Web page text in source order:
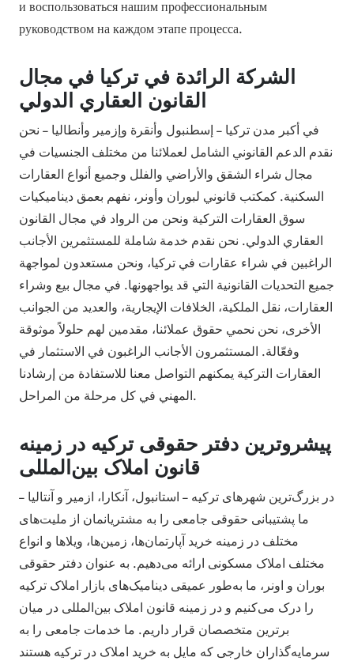
и воспользоваться нашим профессиональным
руководством на каждом этапе процесса.
الشركة الرائدة في تركيا في مجال
القانون العقاري الدولي
في أكبر مدن تركيا – إسطنبول وأنقرة وإزمير وأنطاليا – نحن
نقدم الدعم القانوني الشامل لعملائنا من مختلف الجنسيات في
مجال شراء الشقق والأراضي والفلل وجميع أنواع العقارات
السكنية. كمكتب قانوني لبوران وأونر، نفهم بعمق ديناميكيات
سوق العقارات التركية ونحن من الرواد في مجال القانون
العقاري الدولي. نحن نقدم خدمة شاملة للمستثمرين الأجانب
الراغبين في شراء عقارات في تركيا، ونحن مستعدون لمواجهة
جميع التحديات القانونية التي قد يواجهونها. في مجال بيع وشراء
العقارات، نقل الملكية، الخلافات الإيجارية، والعديد من الجوانب
الأخرى، نحن نحمي حقوق عملائنا، مقدمين لهم حلولاً موثوقة
وفعّالة. المستثمرون الأجانب الراغبون في الاستثمار في
العقارات التركية يمكنهم التواصل معنا للاستفادة من إرشادنا
المهني في كل مرحلة من المراحل.
پیشروترین دفتر حقوقی ترکیه در زمینه
قانون املاک بین‌المللی
در بزرگ‌ترین شهرهای ترکیه – استانبول، آنکارا، ازمیر و آنتالیا –
ما پشتیبانی حقوقی جامعی را به مشتریانمان از ملیت‌های
مختلف در زمینه خرید آپارتمان‌ها، زمین‌ها، ویلاها و انواع
مختلف املاک مسکونی ارائه می‌دهیم. به عنوان دفتر حقوقی
بوران و اونر، ما به‌طور عمیقی دینامیک‌های بازار املاک ترکیه
را درک می‌کنیم و در زمینه قانون املاک بین‌المللی در میان
برترین متخصصان قرار داریم. ما خدمات جامعی را به
سرمایه‌گذاران خارجی که مایل به خرید املاک در ترکیه هستند